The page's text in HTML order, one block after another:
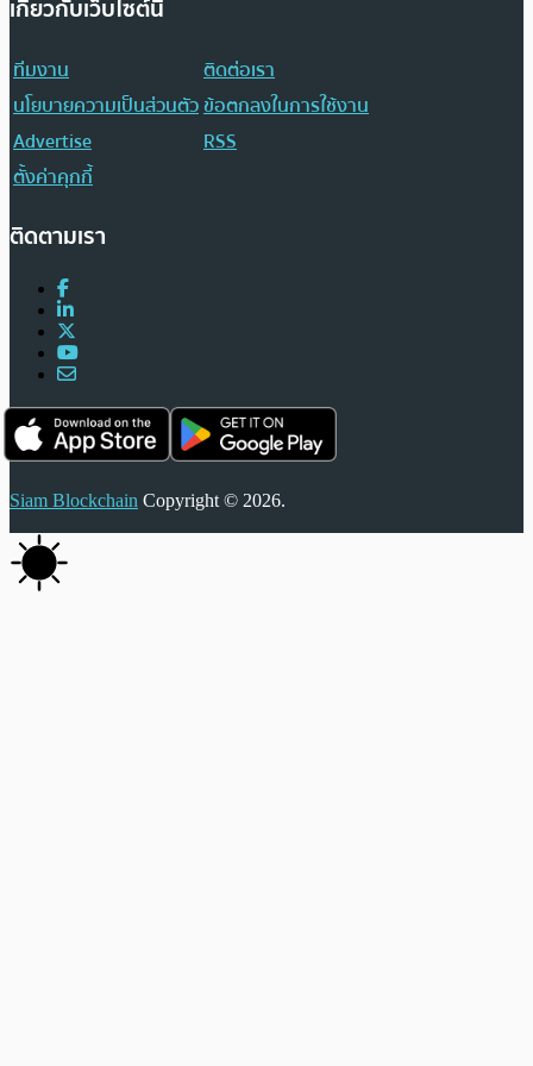
เกี่ยวกับเว็บไซต์นี้
ทีมงาน
ติดต่อเรา
นโยบายความเป็นส่วนตัวข้อตกลงในการใช้งาน
Advertise
RSS
ตั้งค่าคุกกี้
ติดตามเรา
Siam Blockchain Copyright © 2026.